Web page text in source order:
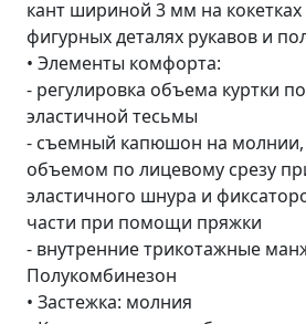
кант шириной 3 мм на
фигурных деталях рукавов и
• Элементы комфорта:
- регулировка объема куртки
эластичной тесьмы
- съемный капюшон на молнии,
объемом по лицевому срезу
эластичного шнура и
части при помощи пряжки
- внутренние трикотажные
Полукомбинезон
• Застежка: молния